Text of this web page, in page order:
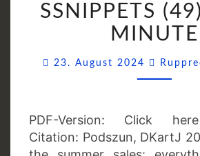
(49):
LAST
SSNIPPETS
MINUTE
23. August 2024
PDF-Version: Click
Citation: Podszun, DKartJ